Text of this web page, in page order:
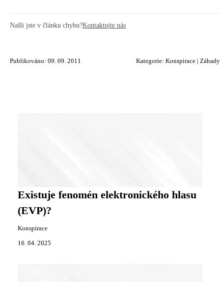
Našli jste v článku chybu?Kontaktujte nás
Publikováno: 09. 09. 2011 Kategorie: Konspirace Záhady
Existuje fenomén elektronického hlasu
(EVP)?
Konspirace
16. 04. 2025